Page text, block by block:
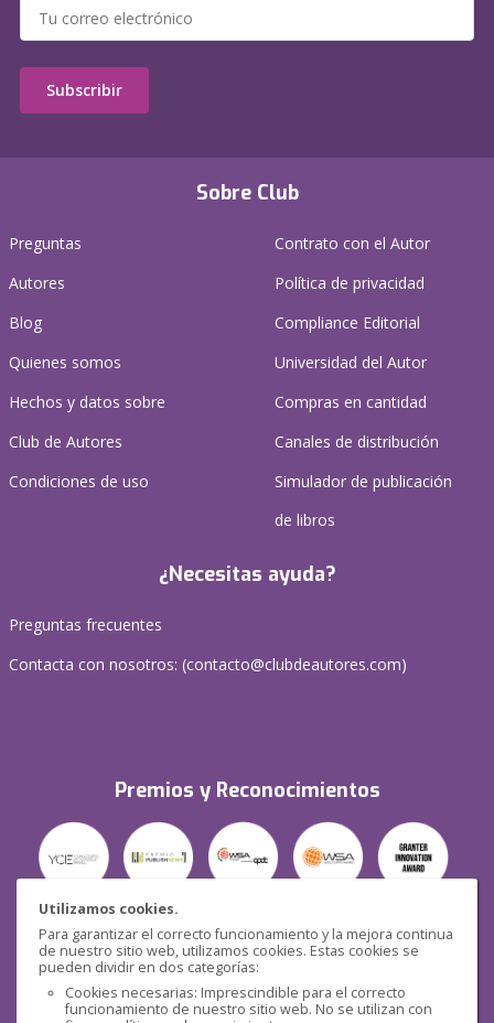
Utilizamos cookies.
Para garantizar el correcto funcionamiento y la mejora continua
de nuestro sitio web, utilizamos cookies. Estas cookies se
pueden dividir en dos categorías:
Cookies necesarias: Imprescindible para el correcto
funcionamiento de nuestro sitio web. No se utilizan con
Sobre Club
Preguntas
Autores
Blog
Quienes somos
Hechos y datos sobre
Club de Autores
Condiciones de uso
Contrato con el Autor
Política de privacidad
Compliance Editorial
Universidad del Autor
Compras en cantidad
Canales de distribución
Simulador de publicación
de libros
¿Necesitas ayuda?
Preguntas frecuentes
Contacta con nosotros: (contacto@clubdeautores.com)
Premios y Reconocimientos
Seguridad
Subscribir